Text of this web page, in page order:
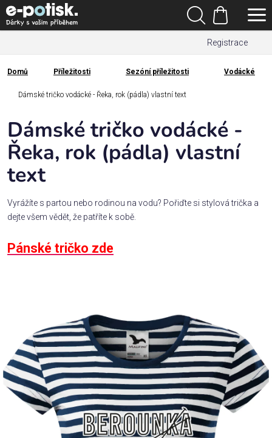
Přejít
na
obsah
Registrace
Hledat
Nákupní
košík
Kategorie
Dárek
pro
Rodina
Láska
Povolání,
zájmy a
Domácnost
Kolekce
Oblečení
Domů
Domů Příležitosti Sezóní příležitosti Vodácké
Dámské tričko vodácké - Řeka, rok (pádla) vlastní text
Dámské tričko vodácké -
Řeka, rok (pádla) vlastní
text
Vyrážíte s partou nebo rodinou na vodu? Pořiďte si stylová trička a
dejte všem vědět, že patříte k sobě.
Pánské tričko zde